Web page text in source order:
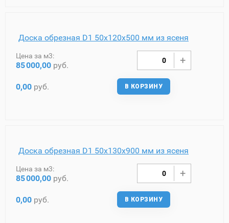
Доска обрезная D1 50х120х500 мм из ясеня
Цена за м3:
85000,00 руб.
0,00 руб. В КОРЗИНУ
Доска обрезная D1 50х130х900 мм из ясеня
Цена за м3:
85000,00 руб.
0,00 руб. В КОРЗИНУ